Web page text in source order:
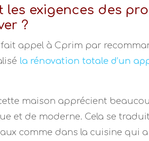
les exigences des
?
fait appel à Cprim par
la rénovation totale d’un
maison apprécient
et de moderne. Cela se
comme dans la cuisine qui